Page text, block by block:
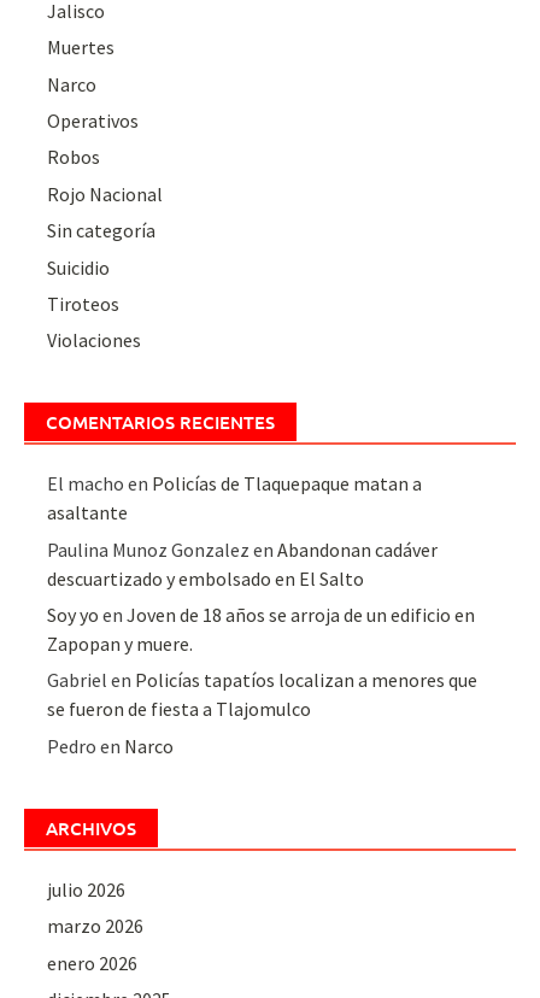
Jalisco
Muertes
Narco
Operativos
Robos
Rojo Nacional
Sin categoría
Suicidio
Tiroteos
Violaciones
COMENTARIOS RECIENTES
El macho en Policías de Tlaquepaque matan a
asaltante
Paulina Munoz Gonzalez enAbandonan cadáver
descuartizado y embolsado en El Salto
Soy yo enJoven de 18 años se arroja de un edificio en
Zapopan y muere.
Gabriel en Policías tapatíos localizan a menores que
se fueron de fiesta a Tlajomulco
Pedro en Narco
ARCHIVOS
julio 2026
marzo 2026
enero 2026